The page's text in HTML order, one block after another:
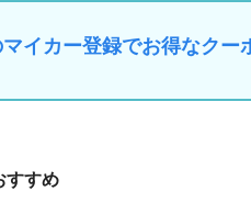
イカー登録でお得なクー
すすめ